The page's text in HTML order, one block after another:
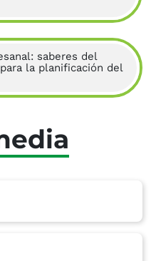
saberes del
la planificación del